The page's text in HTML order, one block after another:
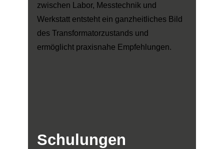
zwischen Labor, Messtechnik und
Werkstatt entsteht ein ganzheitliches Bild
des Transformatorzustands und
ermöglicht praxisnahe Empfehlungen.
Schulungen